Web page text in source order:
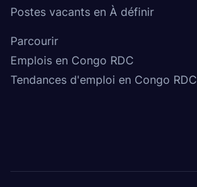
Postes vacants en À définir
Parcourir
Emplois en Congo RDC
Tendances d'emploi en Congo RDC